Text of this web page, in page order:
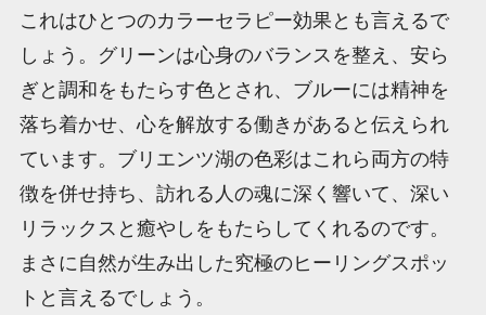
これはひとつのカラーセラピー効果とも言えるで
しょう。グリーンは心身のバランスを整え、安ら
ぎと調和をもたらす色とされ、ブルーには精神を
落ち着かせ、心を解放する働きがあると伝えられ
ています。ブリエンツ湖の色彩はこれら両方の特
徴を併せ持ち、訪れる人の魂に深く響いて、深い
リラックスと癒やしをもたらしてくれるのです。
まさに自然が生み出した究極のヒーリングスポッ
トと言えるでしょう。